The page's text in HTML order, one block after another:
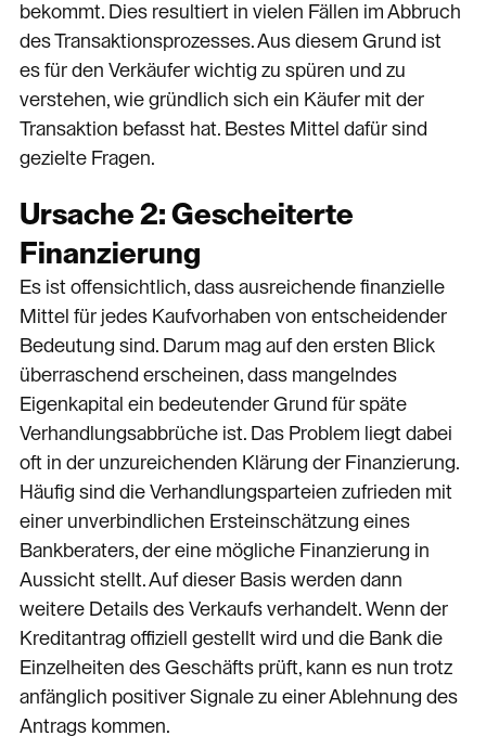
bekommt. Dies resultiert in vielen Fällen im Abbruch
des Transaktionsprozesses. Aus diesem Grund ist
es für den Verkäufer wichtig zu spüren und zu
verstehen, wie gründlich sich ein Käufer mit der
Transaktion befasst hat. Bestes Mittel dafür sind
gezielte Fragen.
Ursache 2: Gescheiterte
Finanzierung
Es ist offensichtlich, dass ausreichende finanzielle
Mittel für jedes Kaufvorhaben von entscheidender
Bedeutung sind. Darum mag auf den ersten Blick
überraschend erscheinen, dass mangelndes
Eigenkapital ein bedeutender Grund für späte
Verhandlungsabbrüche ist. Das Problem liegt dabei
oft in der unzureichenden Klärung der Finanzierung.
Häufig sind die Verhandlungsparteien zufrieden mit
einer unverbindlichen Ersteinschätzung eines
Bankberaters, der eine mögliche Finanzierung in
Aussicht stellt. Auf dieser Basis werden dann
weitere Details des Verkaufs verhandelt. Wenn der
Kreditantrag offiziell gestellt wird und die Bank die
Einzelheiten des Geschäfts prüft, kann es nun trotz
anfänglich positiver Signale zu einer Ablehnung des
Antrags kommen.